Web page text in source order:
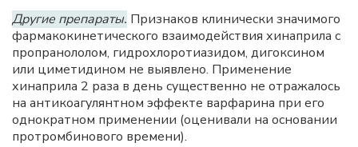
Другие препараты. Признаков клинически значимого
фармакокинетического взаимодействия хинаприла с
пропранололом, гидрохлоротиазидом, дигоксином
или циметидином не выявлено. Применение
хинаприла 2 раза в день существенно не отражалось
на антикоагулянтном эффекте варфарина при его
однократном применении (оценивали на основании
протромбинового времени).